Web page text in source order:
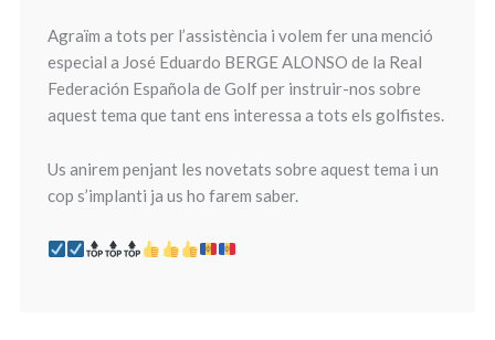
Agraïm a tots per l’assistència i volem fer una menció
especial a José Eduardo BERGE ALONSO de la Real
Federación Española de Golf per instruir-nos sobre
aquest tema que tant ens interessa a tots els golfistes.
Us anirem penjant les novetats sobre aquest tema i un
cop s’implanti ja us ho farem saber.